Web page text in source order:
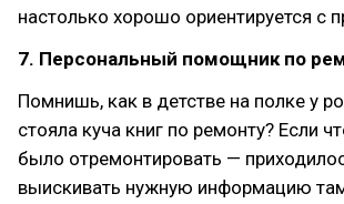
настолько хорошо ориентируется с
7. Персональный помощник по
Помнишь, как в детстве на полке у
стояла куча книг по ремонту? Если
было отремонтировать —
выискивать нужную информацию